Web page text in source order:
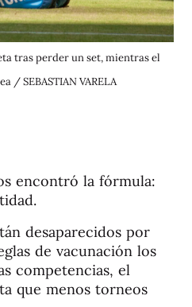
tras perder un set, mientras el
/ SEBASTIAN VARELA
encontró la fórmula:
desaparecidos por
de vacunación los
competencias, el
que menos torneos